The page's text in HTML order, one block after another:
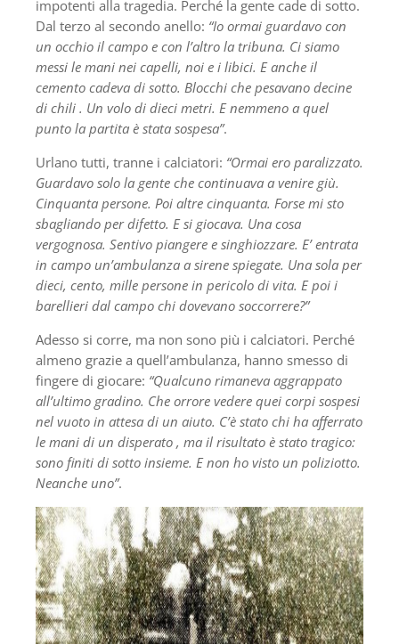
impotenti alla tragedia. Perché la gente cade di sotto.
Dal terzo al secondo anello: “Io ormai guardavo con
un occhio il campo e con l’altro la tribuna. Ci siamo
messi le mani nei capelli, noi e i libici. E anche il
cemento cadeva di sotto. Blocchi che pesavano decine
di chili . Un volo di dieci metri. E nemmeno a quel
punto la partita è stata sospesa”.
Urlano tutti, tranne i calciatori: “Ormai ero paralizzato.
Guardavo solo la gente che continuava a venire giù.
Cinquanta persone. Poi altre cinquanta. Forse mi sto
sbagliando per difetto. E si giocava. Una cosa
vergognosa. Sentivo piangere e singhiozzare. E’ entrata
in campo un’ambulanza a sirene spiegate. Una sola per
dieci, cento, mille persone in pericolo di vita. E poi i
barellieri dal campo chi dovevano soccorrere?”
Adesso si corre, ma non sono più i calciatori. Perché
almeno grazie a quell’ambulanza, hanno smesso di
fingere di giocare: “Qualcuno rimaneva aggrappato
all’ultimo gradino. Che orrore vedere quei corpi sospesi
nel vuoto in attesa di un aiuto. C’è stato chi ha afferrato
le mani di un disperato , ma il risultato è stato tragico:
sono finiti di sotto insieme. E non ho visto un poliziotto.
Neanche uno”.